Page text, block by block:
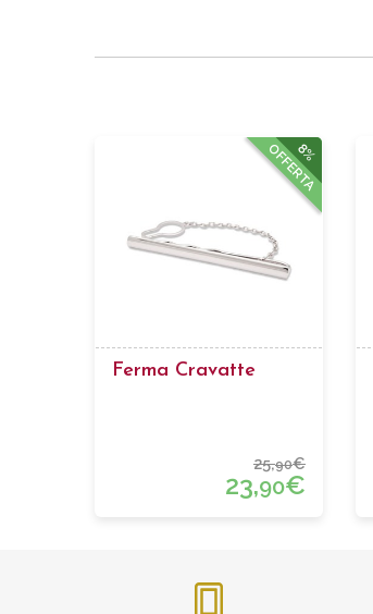
8%
OFFERTA
Ferma Cravatte
25,90€
23,90€